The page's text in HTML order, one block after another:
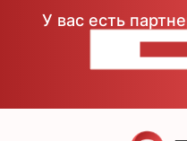
У вас есть